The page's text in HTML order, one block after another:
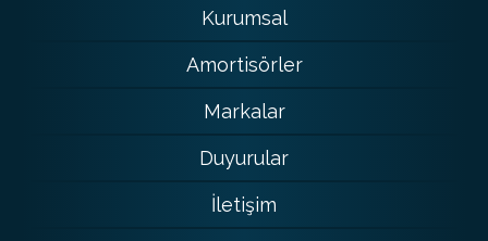
Kurumsal
Amortisörler
Markalar
Duyurular
İletişim